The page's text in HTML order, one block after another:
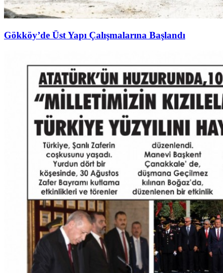
Gökköy’de Üst Yapı Çalışmalarına Başlandı